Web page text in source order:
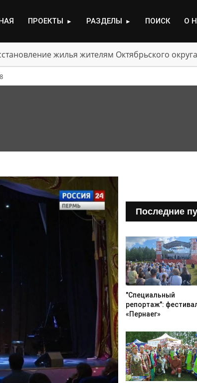
ПРОЕКТЫ ► РАЗДЕЛЫ ► ПОИСК О
жилья жителям Октябрьского
Последние
"Специальный
репортаж":
«Пернаег»